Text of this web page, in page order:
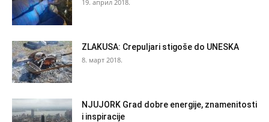
19. април 2018.
ZLAKUSA: Crepuljari stigoše do UNESKA
8. март 2018.
NJUJORK Grad dobre energije, znamenitosti
i inspiracije